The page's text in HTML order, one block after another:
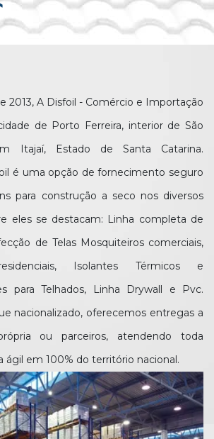
2013, A Disfoil - Comércio e Importação
de Porto Ferreira, interior de São
Itajaí, Estado de Santa Catarina.
é uma opção de fornecimento seguro
para construção a seco nos diversos
eles se destacam: Linha completa de
de Telas Mosquiteiros comerciais,
Isolantes Térmicos e
para Telhados, Linha Drywall e Pvc.
nacionalizado, oferecemos entregas a
ou parceiros, atendendo toda
ágil em 100% do território nacional.